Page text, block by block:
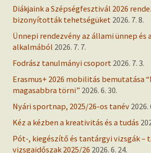
Diákjaink a Szépségfesztivál 2026
bizonyították tehetségüket 2026. 7. 8.
Ünnepi rendezvény az állami ünnep és
alkalmából 2026. 7. 7.
Fodrász tanulmányi csoport 2026. 7. 3.
Erasmus+ 2026 mobilitás bemutatása
magasabbra törni” 2026. 6. 30.
Nyári sportnap, 2025/26-os tanév 2026.
Kéz a kézben a kreativitás és a tudás
Pót-, kiegészítő és tantárgyi vizsgák –
vizsgaidőszak 2025/26 2026. 6. 24.